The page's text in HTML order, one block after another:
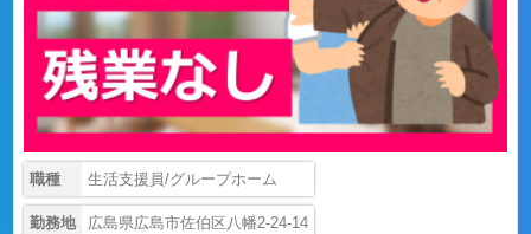
職種 生活支援員/グループホーム
勤務地 広島県広島市佐伯区八幡2-24-14